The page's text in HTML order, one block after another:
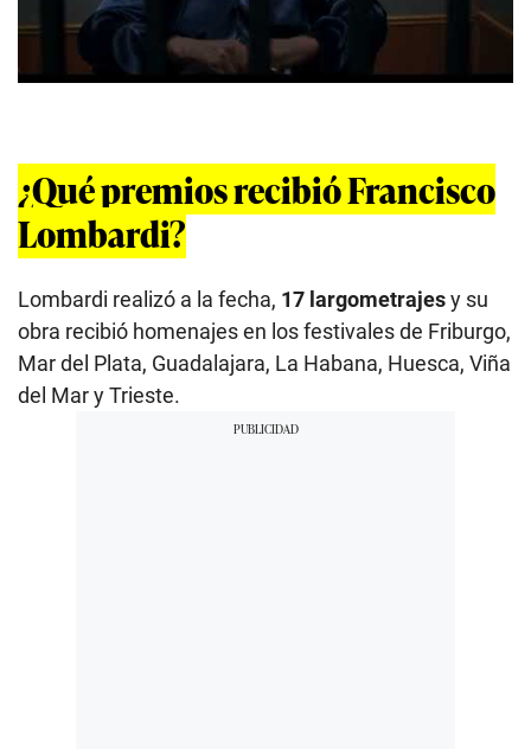
¿Qué premios recibió Francisco
Lombardi?
Lombardi realizó a la fecha, 17 largometrajesy su
obra recibió homenajes en los festivales de Friburgo,
Mar del Plata, Guadalajara, La Habana, Huesca, Viña
del Mar y Trieste.